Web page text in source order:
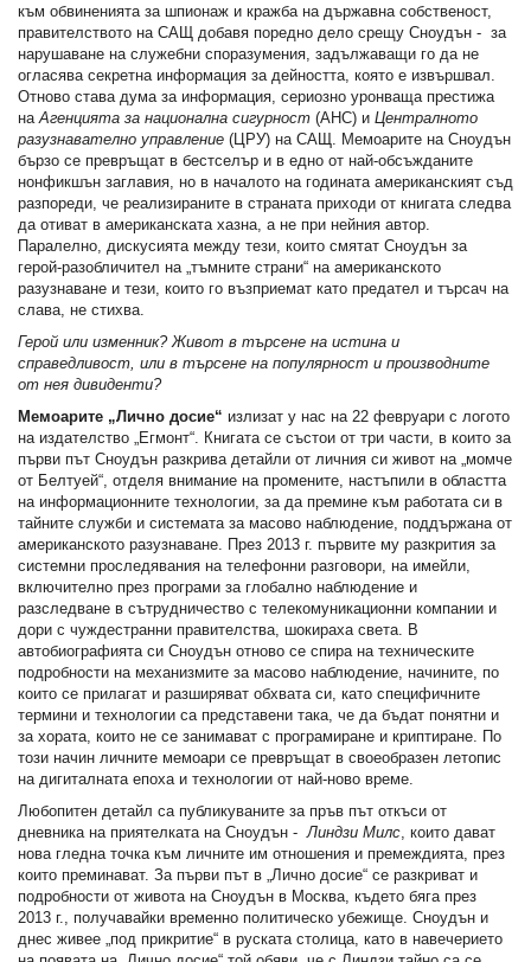
към обвиненията за шпионаж и кражба на държавна собственост,
правителството на САЩ добавя поредно дело срещу Сноудън - за
нарушаване на служебни споразумения, задължаващи го да не
огласява секретна информация за дейността, която е извършвал.
Отново става дума за информация, сериозно уронваща престижа
на Агенцията за национална сигурност (АНС) и Централното
разузнавателно управление (ЦРУ) на САЩ. Мемоарите на Сноудън
бързо се превръщат в бестселър и в едно от най-обсъжданите
нонфикшън заглавия, но в началото на годината американският съд
разпореди, че реализираните в страната приходи от книгата следва
да отиват в американската хазна, а не при нейния автор.
Паралелно, дискусията между тези, които смятат Сноудън за
герой-разобличител на „тъмните страни“ на американското
разузнаване и тези, които го възприемат като предател и търсач на
слава, не стихва.
Герой или изменник? Живот в търсене на истина и
справедливост, или в търсене на популярност и производните
от нея дивиденти?
Мемоарите „Лично досие“ излизат у нас на 22 февруари с логото
на издателство „Егмонт“. Книгата се състои от три части, в които за
първи път Сноудън разкрива детайли от личния си живот на „момче
от Белтуей“, отделя внимание на промените, настъпили в областта
на информационните технологии, за да премине към работата си в
тайните служби и системата за масово наблюдение, поддържана от
американското разузнаване. През 2013 г. първите му разкрития за
системни проследявания на телефонни разговори, на имейли,
включително през програми за глобално наблюдение и
разследване в сътрудничество с телекомуникационни компании и
дори с чуждестранни правителства, шокираха света. В
автобиографията си Сноудън отново се спира на техническите
подробности на механизмите за масово наблюдение, начините, по
които се прилагат и разширяват обхвата си, като специфичните
термини и технологии са представени така, че да бъдат понятни и
за хората, които не се занимават с програмиране и криптиране. По
този начин личните мемоари се превръщат в своеобразен летопис
на дигиталната епоха и технологии от най-ново време.
Любопитен детайл са публикуваните за пръв път откъси от
дневника на приятелката на Сноудън - Линдзи Милс , които дават
нова гледна точка към личните им отношения и премеждията, през
които преминават. За първи път в „Лично досие“ се разкриват и
подробности от живота на Сноудън в Москва, където бяга през
2013 г., получавайки временно политическо убежище. Сноудън и
днес живее „под прикритие“ в руската столица, като в навечерието